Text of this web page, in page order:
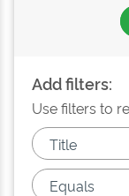
Add filters:
Use filters to